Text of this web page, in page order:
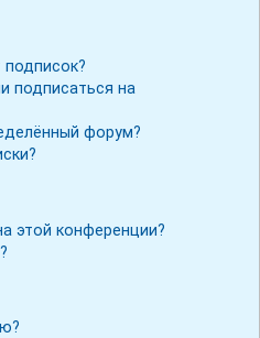
подписаться на
форум?
этой конференции?